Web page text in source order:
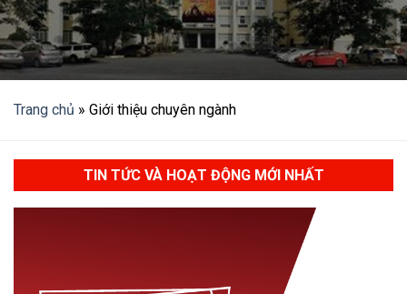
Trang chủ » Giới thiệu chuyên ngành
TIN TỨC VÀ HOẠT ĐỘNG MỚI NHẤT